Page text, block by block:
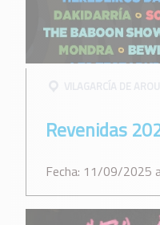
VILAGARCÍ­A DE
Revenidas
Fecha: 11/09/2025